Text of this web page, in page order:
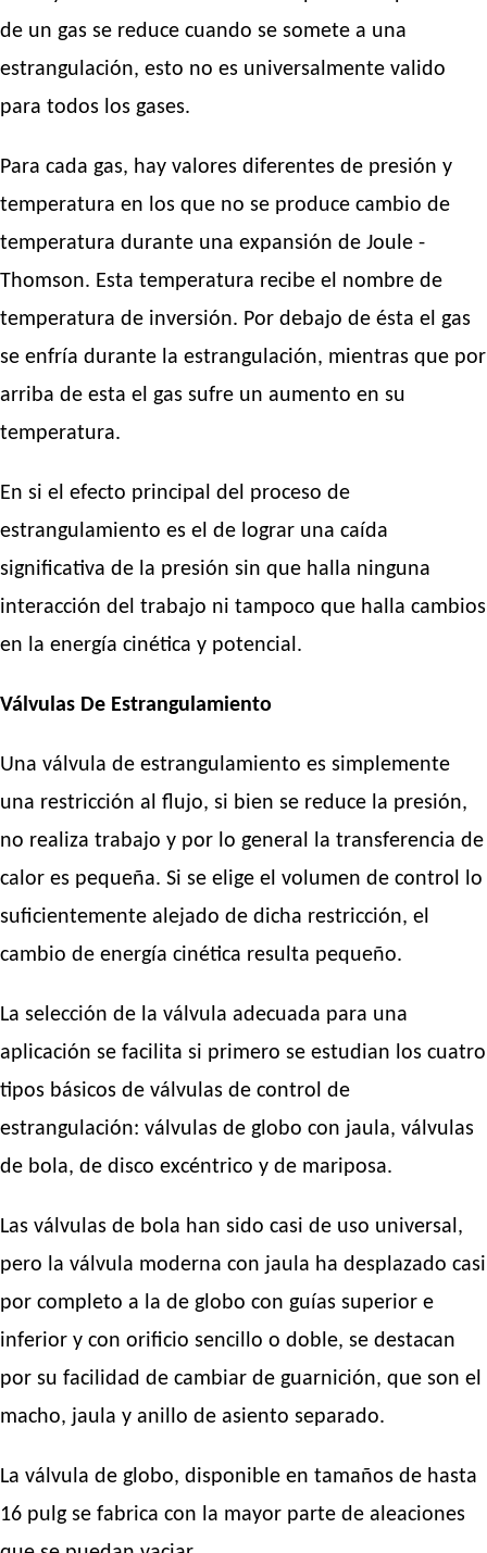
de un gas se reduce cuando se somete a una
estrangulación, esto no es universalmente valido
para todos los gases.
Para cada gas, hay valores diferentes de presión y
temperatura en los que no se produce cambio de
temperatura durante una expansión de Joule -
Thomson. Esta temperatura recibe el nombre de
temperatura de inversión. Por debajo de ésta el gas
se enfría durante la estrangulación, mientras que por
arriba de esta el gas sufre un aumento en su
temperatura.
En si el efecto principal del proceso de
estrangulamiento es el de lograr una caída
significativa de la presión sin que halla ninguna
interacción del trabajo ni tampoco que halla cambios
en la energía cinética y potencial.
Válvulas De Estrangulamiento
Una válvula de estrangulamiento es simplemente
una restricción al flujo, si bien se reduce la presión,
no realiza trabajo y por lo general la transferencia de
calor es pequeña. Si se elige el volumen de control lo
suficientemente alejado de dicha restricción, el
cambio de energía cinética resulta pequeño.
La selección de la válvula adecuada para una
aplicación se facilita si primero se estudian los cuatro
tipos básicos de válvulas de control de
estrangulación: válvulas de globo con jaula, válvulas
de bola, de disco excéntrico y de mariposa.
Las válvulas de bola han sido casi de uso universal,
pero la válvula moderna con jaula ha desplazado casi
por completo a la de globo con guías superior e
inferior y con orificio sencillo o doble, se destacan
por su facilidad de cambiar de guarnición, que son el
macho, jaula y anillo de asiento separado.
La válvula de globo, disponible en tamaños de hasta
16 pulg se fabrica con la mayor parte de aleaciones